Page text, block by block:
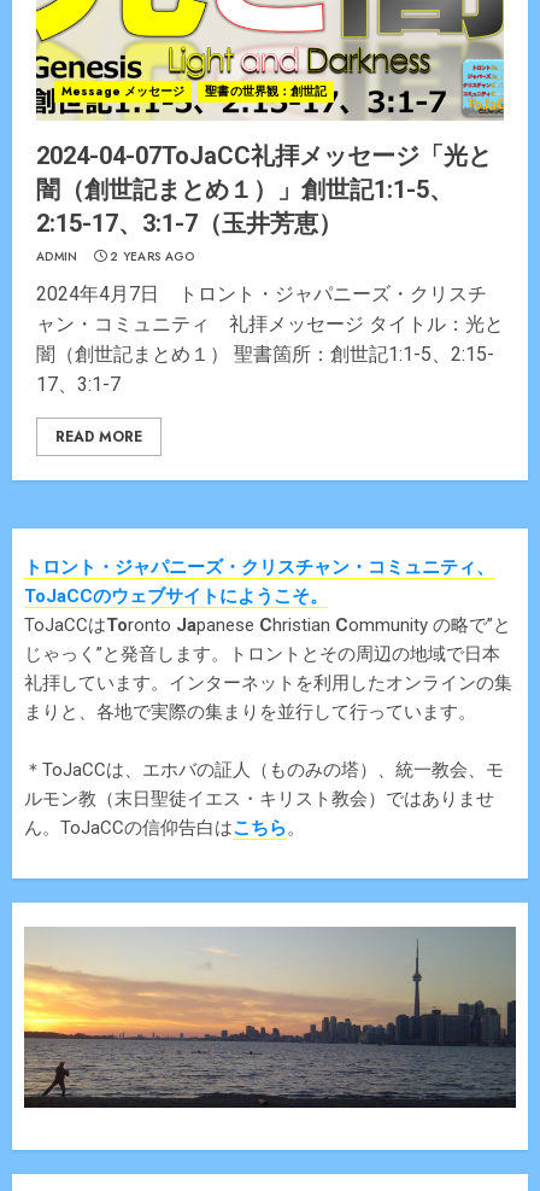
Message メッセージ 聖書の世界観：創世記
2024-04-07ToJaCC礼拝メッセージ「光と
闇（創世記まとめ１）」創世記1:1-5、
2:15-17、3:1-7（玉井芳恵）
ADMIN 2 YEARS AGO
2024年4月7日 トロント・ジャパニーズ・クリスチ
ャン・コミュニティ 礼拝メッセージ タイトル：光と
闇（創世記まとめ１） 聖書箇所：創世記1:1-5、2:15-
17、3:1-7
READ MORE
トロント・ジャパニーズ・クリスチャン・コミュニティ、
ToJaCCのウェブサイトにようこそ。
ToJaCCはToronto Japanese Christian Community の略で”と
じゃっく”と発音します。トロントとその周辺の地域で日本
礼拝しています。インターネットを利用したオンラインの集
まりと、各地で実際の集まりを並行して行っています。
＊ToJaCCは、エホバの証人（ものみの塔）、統一教会、モ
ルモン教（末日聖徒イエス・キリスト教会）ではありませ
ん。ToJaCCの信仰告白はこちら。